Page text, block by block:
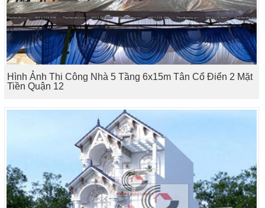
Hình Ảnh Thi Công Nhà 5 Tầng 6x15m Tân Cổ Điển 2 Mặt
Tiền Quận 12